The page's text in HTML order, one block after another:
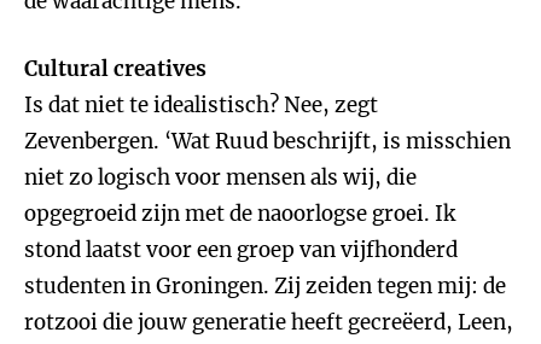
Cultural creatives
Is dat niet te idealistisch? Nee, zegt
Zevenbergen. ‘Wat Ruud beschrijft, is misschien
niet zo logisch voor mensen als wij, die
opgegroeid zijn met de naoorlogse groei. Ik
stond laatst voor een groep van vijfhonderd
studenten in Groningen. Zij zeiden tegen mij: de
rotzooi die jouw generatie heeft gecreëerd, Leen,